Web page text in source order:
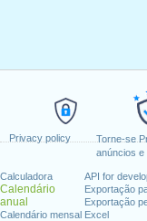
Privacy policy
Torne-se
anúncios e
Calculadora
Calendário
anual
Calendário mensal
API for
Exportação
Exportação
Excel